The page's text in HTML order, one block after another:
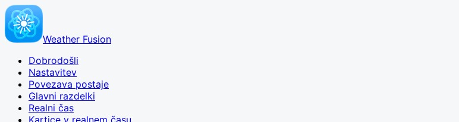
Weather Fusion
Dobrodošli
Nastavitev
Povezava postaje
Glavni razdelki
Realni čas
Kartice v realnem času